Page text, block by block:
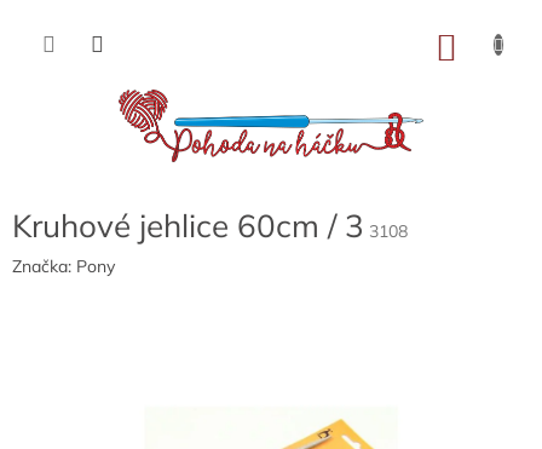
obsah
Kruhové jehlice 60cm / 3 3108
Značka: Pony